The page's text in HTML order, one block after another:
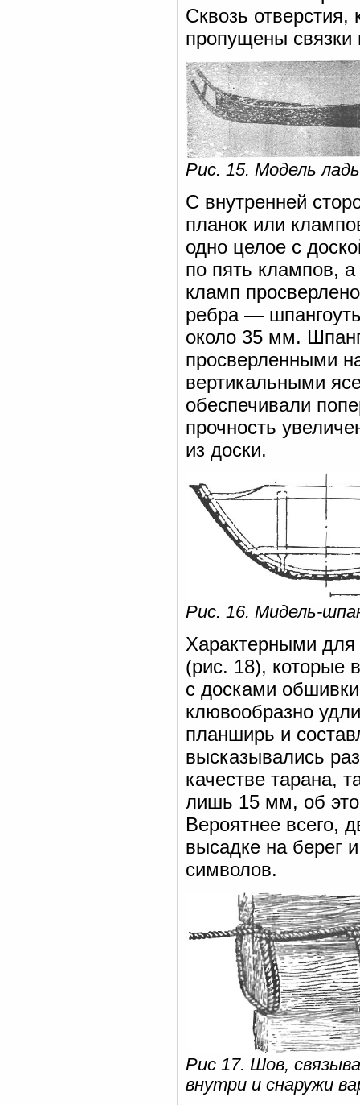
Сквозь
пропущены связки
Рис. 15. Модель
С внутренней
планок или
одно целое с
по пять клампов,
кламп
ребра —
около 35 мм.
просверленными
вертикальными
обеспечивали
прочность
из доски.
Рис. 16. Мидель-
Характерными
(рис. 18), которые
с досками
клювообразно
планширь и
высказывались
качестве тарана,
лишь 15 мм, об
Вероятнее всего,
высадке на берег
символов.
Рис 17. Шов,
внутри и снаружи